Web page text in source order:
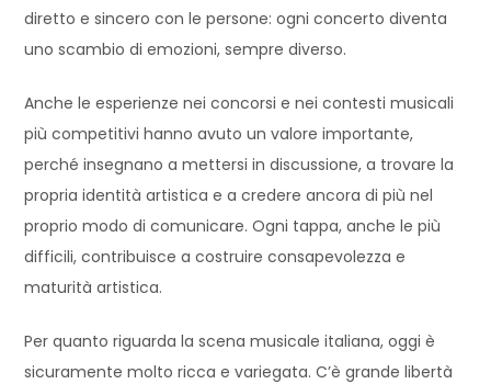
diretto e sincero con le persone: ogni concerto diventa
uno scambio di emozioni, sempre diverso.
Anche le esperienze nei concorsi e nei contesti musicali
più competitivi hanno avuto un valore importante,
perché insegnano a mettersi in discussione, a trovare la
propria identità artistica e a credere ancora di più nel
proprio modo di comunicare. Ogni tappa, anche le più
difficili, contribuisce a costruire consapevolezza e
maturità artistica.
Per quanto riguarda la scena musicale italiana, oggi è
sicuramente molto ricca e variegata. C’è grande libertà